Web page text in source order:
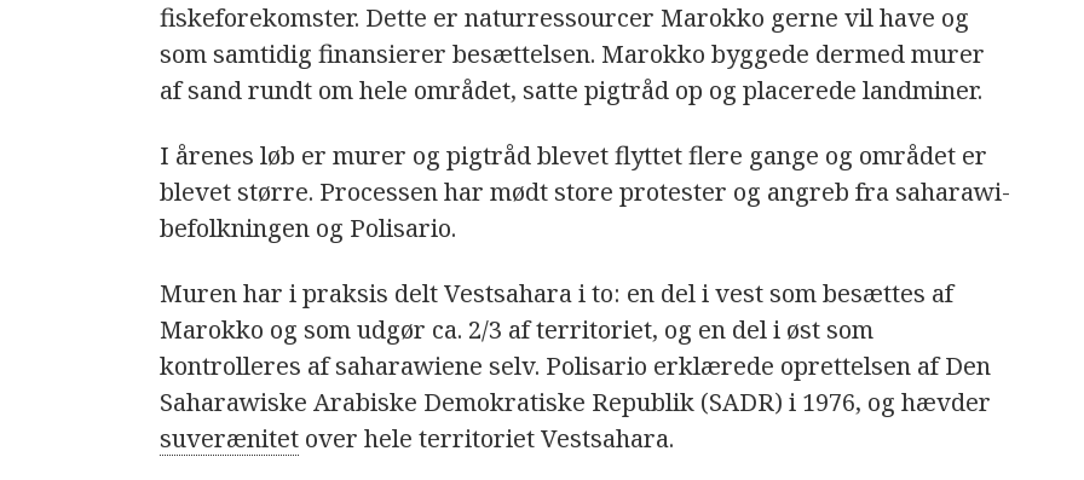
fiskeforekomster. Dette er naturressourcer Marokko gerne vil have og
som samtidig finansierer besættelsen. Marokko byggede dermed murer
af sand rundt om hele området, satte pigtråd op og placerede landminer.
I årenes løb er murer og pigtråd blevet flyttet flere gange og området er
blevet større. Processen har mødt store protester og angreb fra saharawi-
befolkningen og Polisario.
Muren har i praksis delt Vestsahara i to: en del i vest som besættes af
Marokko og som udgør ca. 2/3 af territoriet, og en del i øst som
kontrolleres af saharawiene selv. Polisario erklærede oprettelsen af Den
Saharawiske Arabiske Demokratiske Republik (SADR) i 1976, og hævder
suverænitet over hele territoriet Vestsahara.